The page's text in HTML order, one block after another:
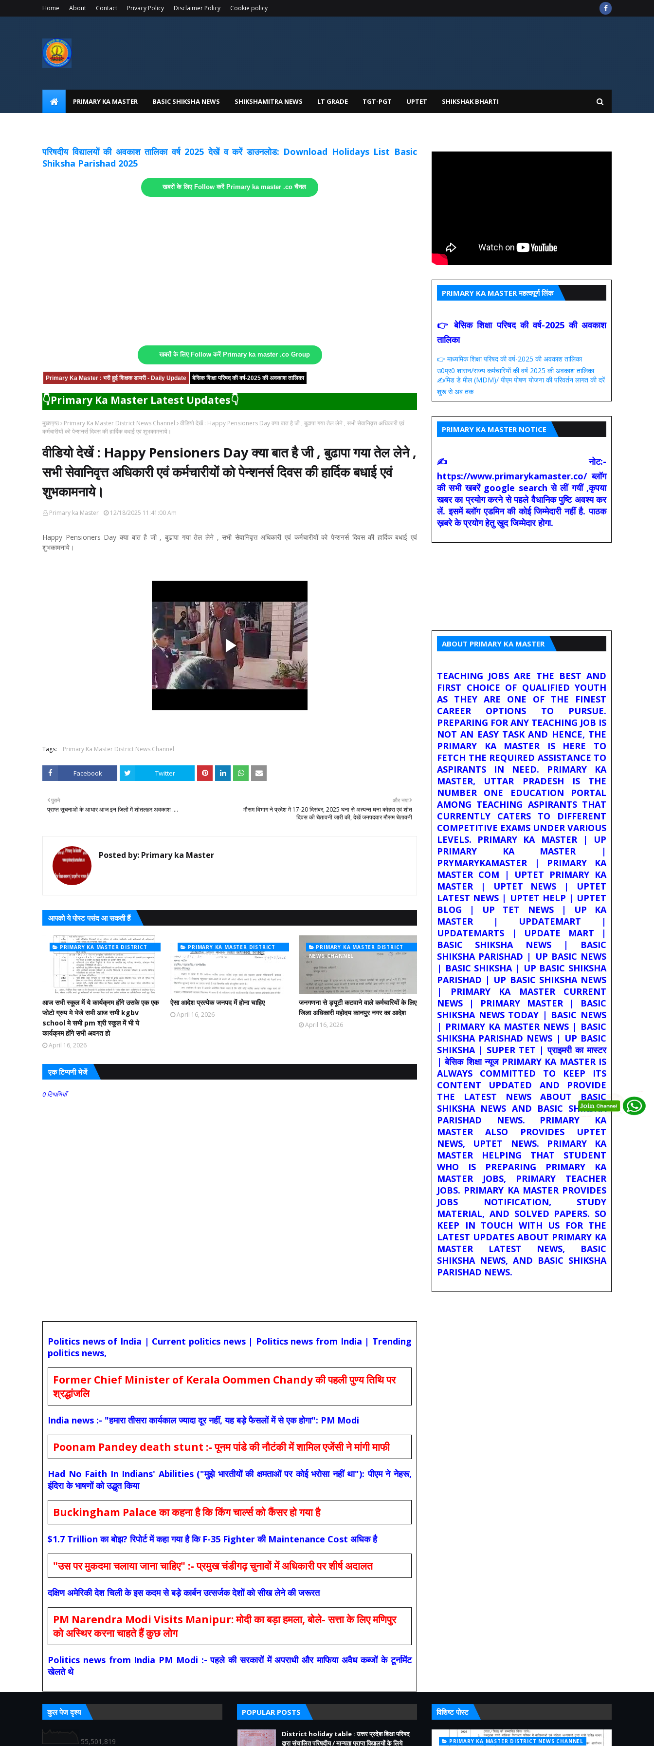
Home About Contact Privacy Policy Disclaimer Policy Cookie policy
PRIMARY KA MASTER BASIC SHIKSHA NEWS SHIKSHAMITRA NEWS LT GRADE TGT-PGT UPTET SHIKSHAK BHARTI
परिषदीय विद्यालयों की अवकाश तालिका वर्ष 2025 देखें व करें डाउनलोड: Download Holidays List Basic
Shiksha Parishad 2025
खबरों के लिए Follow करें Primary ka master .co चैनल
खबरों के लिए Follow करें Primary ka master .co Group
Primary Ka Master : भरी हुई शिक्षक डायरी - Daily Update बेसिक शिक्षा परिषद की वर्ष-2025 की अवकाश तालिका
👇Primary Ka Master Latest Updates👇
मुख्यपृष्ठ Primary Ka Master District News Channel
वीडियो देखें : Happy Pensioners Day क्या बात है जी , बुढापा गया तेल लेने , सभी सेवानिवृत्त अधिकारी एवं
कर्मचारीयों को पेन्शनर्स दिवस की हार्दिक बधाई एवं शुभकामनाये।
वीडियो देखें : Happy Pensioners Day क्या बात है जी , बुढापा गया तेल लेने ,
सभी सेवानिवृत्त अधिकारी एवं कर्मचारीयों को पेन्शनर्स दिवस की हार्दिक बधाई एवं
शुभकामनाये।
Primary ka Master 12/18/2025 11:41:00 Am
Happy Pensioners Day क्या बात है जी , बुढापा गया तेल लेने , सभी सेवानिवृत्त अधिकारी एवं कर्मचारीयों को पेन्शनर्स दिवस की हार्दिक बधाई एवं
शुभकामनाये।
Tags: Primary Ka Master District News Channel
Facebook Twitter
और नया
मौसम विभाग ने प्रदेश में 17-20 दिसंबर, 2025 घना से अत्यन्त घना कोहरा एवं शीत
दिवस की चेतावनी जारी की, देखें जनपदवार मौसम चेतावनी
पुराने
प्राप्त सूचनाओं के आधार आज इन जिलों में शीतलहर अवकाश ....
Posted by: Primary ka Master
आपको ये पोस्ट पसंद आ सकती हैं
PRIMARY KA MASTER DISTRICT
NEWS CHANNEL
आज सभी स्कूल में ये कार्यक्रम होंगे उसके एक एक
फोटो ग्रुप मे भेजे सभी आज सभी kgbv
school मे सभी pm श्री स्कूल में भी ये
कार्यक्रम होंगे सभी अवगत हो
April 16, 2026
PRIMARY KA MASTER DISTRICT
NEWS CHANNEL
ऐसा आदेश प्रत्येक जनपद में होना चाहिए
April 16, 2026
PRIMARY KA MASTER DISTRICT
NEWS CHANNEL
जनगणना से ड्यूटी कटवाने वाले कर्मचारियों के लिए
जिला अधिकारी महोदय कानपुर नगर का आदेश
April 16, 2026
एक टिप्पणी भेजें
0 टिप्पणियाँ
Politics news of India | Current politics news | Politics news from India | Trending
politics news,
Former Chief Minister of Kerala Oommen Chandy की पहली पुण्य तिथि पर
श्रद्धांजलि
India news :- "हमारा तीसरा कार्यकाल ज्यादा दूर नहीं, यह बड़े फैसलों में से एक होगा": PM Modi
Poonam Pandey death stunt :- पूनम पांडे की नौटंकी में शामिल एजेंसी ने मांगी माफी
Had No Faith In Indians' Abilities ("मुझे भारतीयों की क्षमताओं पर कोई भरोसा नहीं था"): पीएम ने नेहरू,
इंदिरा के भाषणों को उद्धृत किया
Buckingham Palace का कहना है कि किंग चार्ल्स को कैंसर हो गया है
$1.7 Trillion का बोझ? रिपोर्ट में कहा गया है कि F-35 Fighter की Maintenance Cost अधिक है
"उस पर मुकदमा चलाया जाना चाहिए" :- प्रमुख चंडीगढ़ चुनावों में अधिकारी पर शीर्ष अदालत
दक्षिण अमेरिकी देश चिली के इस कदम से बड़े कार्बन उत्सर्जक देशों को सीख लेने की जरूरत
PM Narendra Modi Visits Manipur: मोदी का बड़ा हमला, बोले- सत्ता के लिए मणिपुर
को अस्थिर करना चाहते हैं कुछ लोग
Politics news from India PM Modi :- पहले की सरकारों में अपराधी और माफिया अवैध कब्जों के टूर्नामेंट
खेलते थे
PRIMARY KA MASTER महत्वपूर्ण लिंक
👉 बेसिक शिक्षा परिषद की वर्ष-2025 की अवकाश
तालिका
👉 माध्यमिक शिक्षा परिषद की वर्ष-2025 की अवकाश तालिका
उ0प्र0 शासन/राज्य कर्मचारियों की वर्ष 2025 की अवकाश तालिका
✍️मिड डे मील (MDM)/ पीएम पोषण योजना की परिवर्तन लागत की दरें
शुरू से अब तक
PRIMARY KA MASTER NOTICE
✍ नोट:-
https://www.primarykamaster.co/ ब्लॉग
की सभी खबरें google search से लीं गयीं ,कृपया
खबर का प्रयोग करने से पहले वैधानिक पुष्टि अवश्य कर
लें. इसमें ब्लॉग एडमिन की कोई जिम्मेदारी नहीं है. पाठक
ख़बरे के प्रयोग हेतु खुद जिम्मेदार होगा.
ABOUT PRIMARY KA MASTER
TEACHING JOBS ARE THE BEST AND
FIRST CHOICE OF QUALIFIED YOUTH
AS THEY ARE ONE OF THE FINEST
CAREER OPTIONS TO PURSUE.
PREPARING FOR ANY TEACHING JOB IS
NOT AN EASY TASK AND HENCE, THE
PRIMARY KA MASTER IS HERE TO
FETCH THE REQUIRED ASSISTANCE TO
ASPIRANTS IN NEED. PRIMARY KA
MASTER, UTTAR PRADESH IS THE
NUMBER ONE EDUCATION PORTAL
AMONG TEACHING ASPIRANTS THAT
CURRENTLY CATERS TO DIFFERENT
COMPETITIVE EXAMS UNDER VARIOUS
LEVELS. PRIMARY KA MASTER | UP
PRIMARY KA MASTER |
PRYMARYKAMASTER | PRIMARY KA
MASTER COM | UPTET PRIMARY KA
MASTER | UPTET NEWS | UPTET
LATEST NEWS | UPTET HELP | UPTET
BLOG | UP TET NEWS | UP KA
MASTER | UPDATEMART |
UPDATEMARTS | UPDATE MART |
BASIC SHIKSHA NEWS | BASIC
SHIKSHA PARISHAD | UP BASIC NEWS
| BASIC SHIKSHA | UP BASIC SHIKSHA
PARISHAD | UP BASIC SHIKSHA NEWS
| PRIMARY KA MASTER CURRENT
NEWS | PRIMARY MASTER | BASIC
SHIKSHA NEWS TODAY | BASIC NEWS
| PRIMARY KA MASTER NEWS | BASIC
SHIKSHA PARISHAD NEWS | UP BASIC
SHIKSHA | SUPER TET | प्राइमरी का मास्टर
| बेसिक शिक्षा न्यूज PRIMARY KA MASTER IS
ALWAYS COMMITTED TO KEEP ITS
CONTENT UPDATED AND PROVIDE
THE LATEST NEWS ABOUT BASIC
SHIKSHA NEWS AND BASIC SHIKSHA
PARISHAD NEWS. PRIMARY KA
MASTER ALSO PROVIDES UPTET
NEWS, UPTET NEWS. PRIMARY KA
MASTER HELPING THAT STUDENT
WHO IS PREPARING PRIMARY KA
MASTER JOBS, PRIMARY TEACHER
JOBS. PRIMARY KA MASTER PROVIDES
JOBS NOTIFICATION, STUDY
MATERIAL, AND SOLVED PAPERS. SO
KEEP IN TOUCH WITH US FOR THE
LATEST UPDATES ABOUT PRIMARY KA
MASTER LATEST NEWS, BASIC
SHIKSHA NEWS, AND BASIC SHIKSHA
PARISHAD NEWS.
कुल पेज दृश्य
55,501,819
POPULAR POSTS
District holiday table : उत्तर प्रदेश शिक्षा परिषद
द्वारा संचालित परिषदीय / मान्यता प्राप्त विद्यालयों के लिये
विशिष्ट पोस्ट
PRIMARY KA MASTER DISTRICT NEWS CHANNEL